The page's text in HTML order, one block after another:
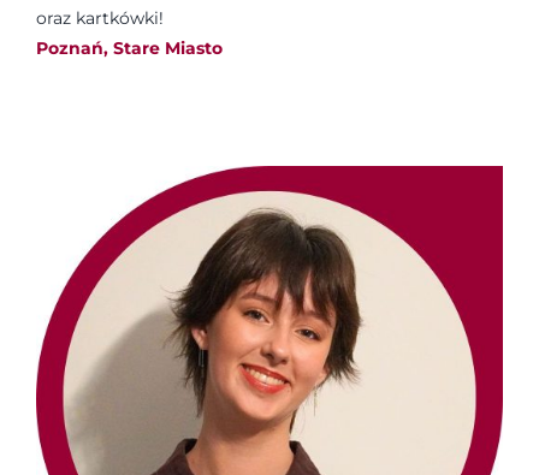
oraz kartkówki!
Poznań, Stare Miasto